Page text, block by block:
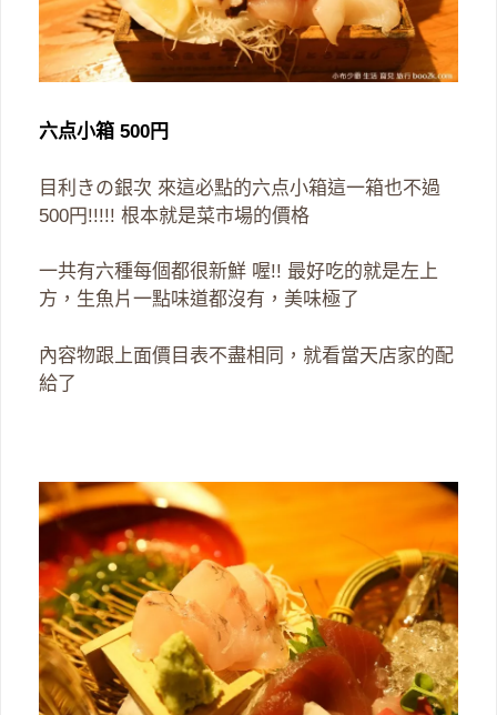
六点小箱 500円
目利きの銀次 來這必點的六点小箱這一箱也不過
500円!!!!! 根本就是菜市場的價格
一共有六種每個都很新鮮 喔!! 最好吃的就是左上
方，生魚片一點味道都沒有，美味極了
內容物跟上面價目表不盡相同，就看當天店家的配
給了